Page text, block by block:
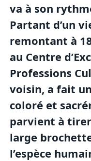
va à son
Partant d’un
remontant à
au Centre
Professions
voisin, a fait
coloré et
parvient à
large
l’espèce